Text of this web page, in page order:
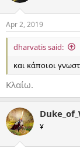
Apr 2, 2019
dharvatis said:
και κάποιοι
Κλαίω.
¥